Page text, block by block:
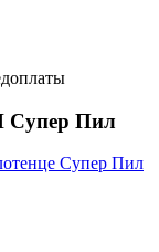
Пил
Супер Пил